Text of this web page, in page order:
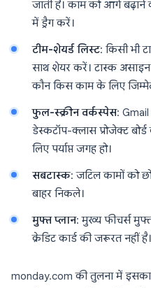
जाती है। काम को आगे
में ड्रैग करें।
टीम-शेयर्ड लिस्ट: किसी भी
साथ शेयर करें। टास्क
कौन किस काम के लिए
फुल-स्क्रीन वर्कस्पेस:
डेस्कटॉप-क्लास प्रोजेक्ट
लिए पर्याप्त जगह हो।
सबटास्क: जटिल कामों को
बाहर निकले।
मुफ्त प्लान: मुख्य फीचर्स
क्रेडिट कार्ड की जरूरत नहीं है।
monday.com की तुलना में